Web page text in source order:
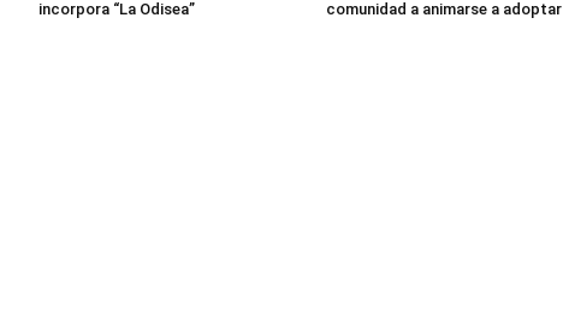
incorpora “La Odisea”
comunidad a animarse a adoptar